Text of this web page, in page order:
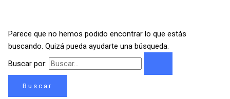
Parece que no hemos podido encontrar lo que estás
buscando. Quizá pueda ayudarte una búsqueda.
Buscar por: